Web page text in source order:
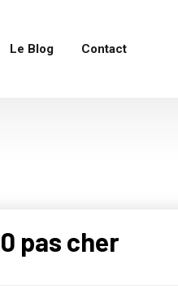
Le Blog Contact
pas cher